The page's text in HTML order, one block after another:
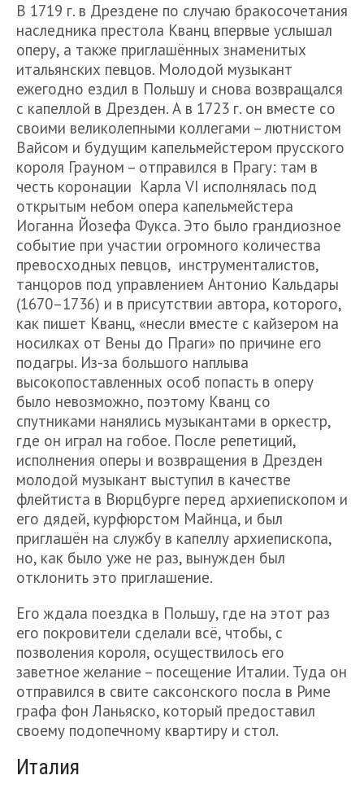
В 1719 г. в Дрездене по случаю бракосочетания
наследника престола Кванц впервые услышал
оперу, а также приглашённых знаменитых
итальянских певцов. Молодой музыкант
ежегодно ездил в Польшу и снова возвращался
с капеллой в Дрезден. А в 1723 г. он вместе со
своими великолепными коллегами – лютнистом
Вайсом и будущим капельмейстером прусского
короля Грауном – отправился в Прагу: там в
честь коронации Карла VI исполнялась под
открытым небом опера капельмейстера
Иоганна Йозефа Фукса. Это было грандиозное
событие при участии огромного количества
превосходных певцов, инструменталистов,
танцоров под управлением Антонио Кальдары
(1670–1736) и в присутствии автора, которого,
как пишет Кванц, «несли вместе с кайзером на
носилках от Вены до Праги» по причине его
подагры. Из-за большого наплыва
высокопоставленных особ попасть в оперу
было невозможно, поэтому Кванц со
спутниками нанялись музыкантами в оркестр,
где он играл на гобое. После репетиций,
исполнения оперы и возвращения в Дрезден
молодой музыкант выступил в качестве
флейтиста в Вюрцбурге перед архиепископом и
его дядей, курфюрстом Майнца, и был
приглашён на службу в капеллу архиепископа,
но, как было уже не раз, вынужден был
отклонить это приглашение.
Его ждала поездка в Польшу, где на этот раз
его покровители сделали всё, чтобы, с
позволения короля, осуществилось его
заветное желание – посещение Италии. Туда он
отправился в свите саксонского посла в Риме
графа фон Ланьяско, который предоставил
своему подопечному квартиру и стол.
Италия